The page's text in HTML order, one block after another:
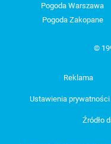
Pogoda Warszawa
Pogoda Zakopane
©
Reklama
Ustawienia prywatności
Źródło